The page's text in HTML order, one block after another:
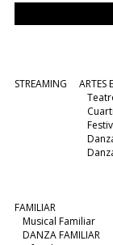
STREAMING
ARTES
FAMILIAR
Musical Familiar
DANZA FAMILIAR